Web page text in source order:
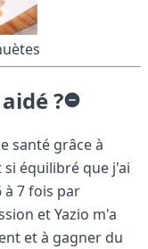
?
santé grâce à
équilibré que j'ai
à 7 fois par
et Yazio m'a
et à gagner du